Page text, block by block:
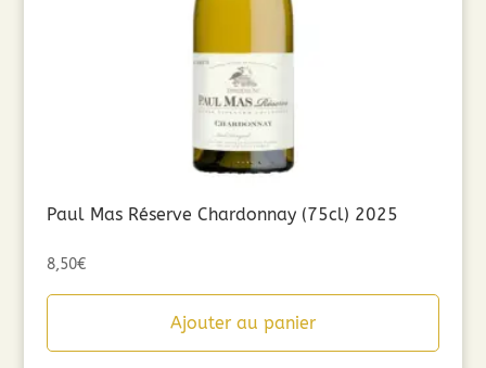
Paul Mas Réserve Chardonnay (75cl) 2025
8,50€
Ajouter au panier